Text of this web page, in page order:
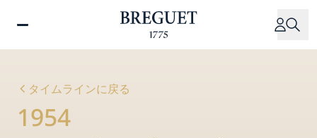
タイムラインに戻る
1954